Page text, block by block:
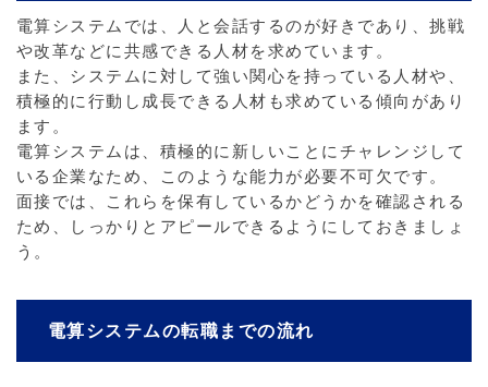
電算システムでは、人と会話するのが好きであり、挑戦
や改革などに共感できる人材を求めています。
また、システムに対して強い関心を持っている人材や、
積極的に行動し成長できる人材も求めている傾向があり
ます。
電算システムは、積極的に新しいことにチャレンジして
いる企業なため、このような能力が必要不可欠です。
面接では、これらを保有しているかどうかを確認される
ため、しっかりとアピールできるようにしておきましょ
う。
電算システムの転職までの流れ